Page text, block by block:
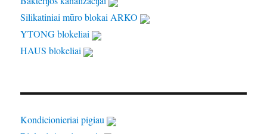
Silikatiniai mūro blokai ARKO
YTONG blokeliai
HAUS blokeliai
Kondicionieriai pigiau